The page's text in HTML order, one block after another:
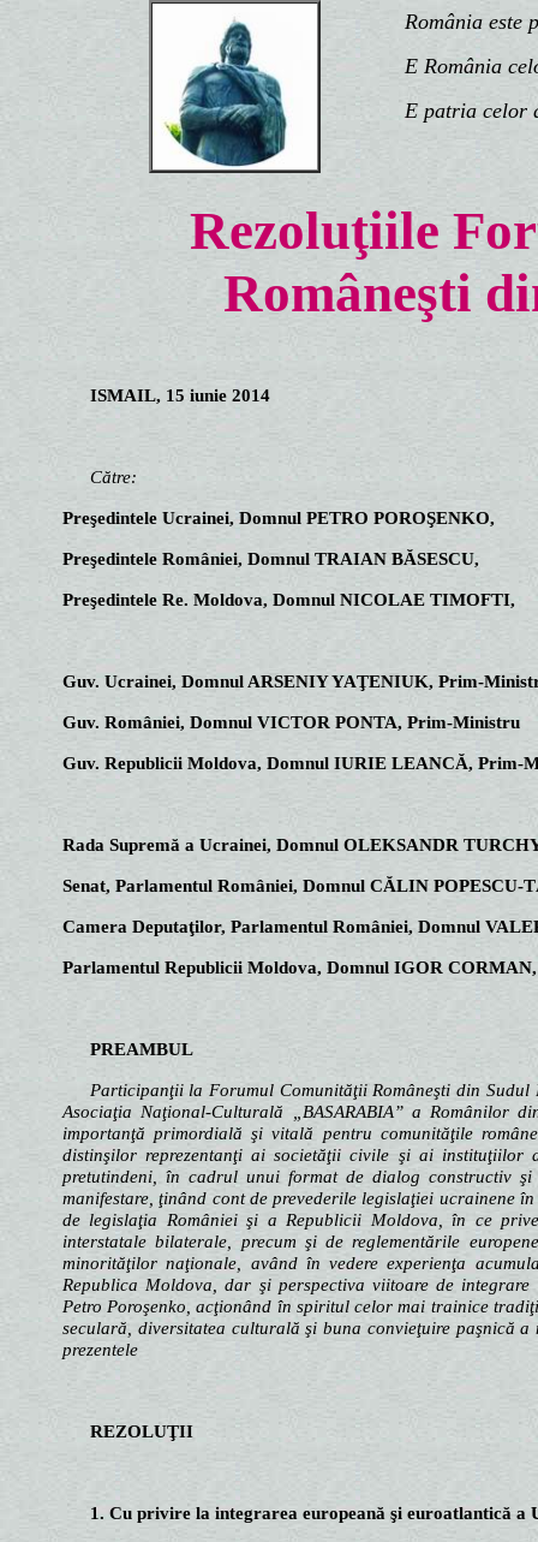
România este
E România
E patria celor
Rezoluţiile
Româneşti
ISMAIL, 15 iunie 2014
Către:
Preşedintele Ucrainei, Domnul PETRO POROŞENKO,
Preşedintele României, Domnul TRAIAN BĂSESCU,
Preşedintele Re. Moldova, Domnul NICOLAE TIMOFTI,
Guv. Ucrainei, Domnul ARSENIY YAŢENIUK, Prim-
Guv. României, Domnul VICTOR PONTA, Prim-Ministru
Guv. Republicii Moldova, Domnul IURIE LEANCĂ, Prim-
Rada Supremă a Ucrainei, Domnul OLEKSANDR
Senat, Parlamentul României, Domnul CĂLIN POPESCU-
Camera Deputaţilor, Parlamentul României, Domnul
Parlamentul Republicii Moldova, Domnul IGOR CORMAN,
PREAMBUL
Participanţii la Forumul Comunităţii Româneşti din
Asociaţia Naţional-Culturală „BASARABIA” a Românilor
importanţă primordială şi vitală pentru comunităţile
distinşilor reprezentanţi ai societăţii civile şi ai
pretutindeni, în cadrul unui format de dialog constructiv
manifestare, ţinând cont de prevederile legislaţiei ucrainene
de legislaţia României şi a Republicii Moldova, în ce
interstatale bilaterale, precum şi de reglementările
minorităţilor naţionale, având în vedere experienţa
Republica Moldova, dar şi perspectiva viitoare de
Petro Poroşenko, acţionând în spiritul celor mai trainice
seculară, diversitatea culturală şi buna convieţuire paşnică
prezentele
REZOLUŢII
1. Cu privire la integrarea europeană şi euroatlantică a